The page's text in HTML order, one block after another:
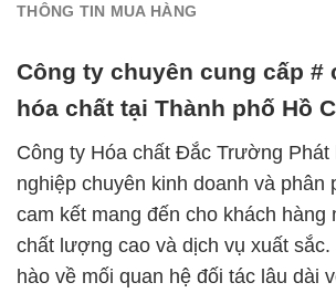
THÔNG TIN MUA HÀNG
Công ty chuyên cung cấp #
hóa chất tại Thành phố Hồ
Công ty Hóa chất Đắc Trường Phát
nghiệp chuyên kinh doanh và phân
cam kết mang đến cho khách hàng
chất lượng cao và dịch vụ xuất
hào về mối quan hệ đối tác lâu dài